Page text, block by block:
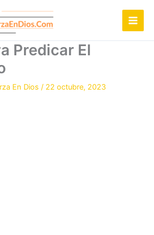
Predicar El
En Dios / 22 octubre, 2023